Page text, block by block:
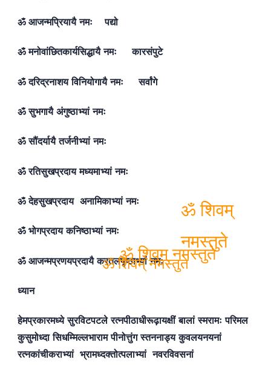
ॐ आजन्मप्रियायै नमः पद्यो
ॐ मनोवांछितकार्यसिद्धायै नमः कारसंपुटे
ॐ दरिद्रनाशय विनियोगायै नमः सर्वांगे
ॐ सुभगायै अंगुष्ठाभ्यां नमः
ॐ सौंदर्यायै तर्जनीभ्यां नमः
ॐ रतिसुखप्रदाय मध्यमाभ्यां नमः
ॐ देहसुखप्रदाय अनामिकाभ्यां नमः
ॐ भोगप्रदाय कनिष्ठाभ्यां नमः
ॐ आजन्मप्रणयप्रदायै करतलपृष्ठाभ्यां नमः
ध्यान
हेमप्रकारमध्ये सुरविटपटले रत्नपीठाधीरूढ़ायक्षीं बालां स्मरामः परिमल
कुसुमोध्दा सिधम्मिल्लभाराम पीनोत्तुंग स्तननाड्य कुवलयनयनां
रत्नकांचीकराभ्यां भ्रामध्दक्तोत्पलाभ्यां नवरविवसनां
ॐ शिवम्